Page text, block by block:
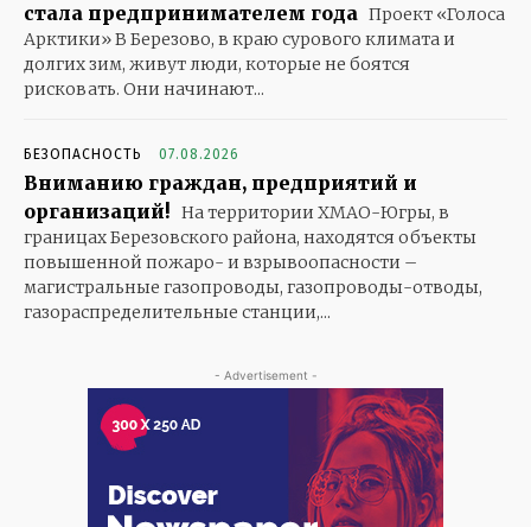
стала предпринимателем года Проект «Голоса
Арктики» В Березово, в краю сурового климата и
долгих зим, живут люди, которые не боятся
рисковать. Они начинают...
БЕЗОПАСНОСТЬ 07.08.2026
Вниманию граждан, предприятий и
организаций! На территории ХМАО-Югры, в
границах Березовского района, находятся объекты
повышенной пожаро- и взрывоопасности –
магистральные газопроводы, газопроводы-отводы,
газораспределительные станции,...
- Advertisement -